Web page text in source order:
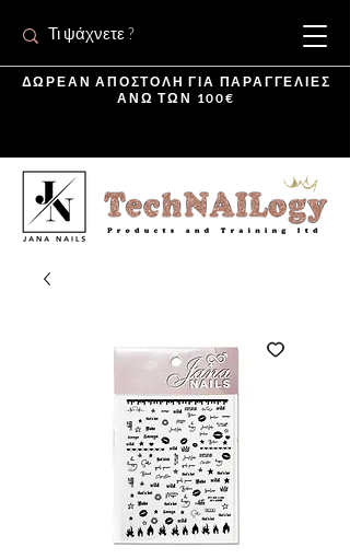
ΔΩΡΕΑΝ ΑΠΟΣΤΟΛΗ ΓΙΑ ΠΑΡΑΓΓΕΛΙΕΣ
ΑΝΩ ΤΩΝ 100€